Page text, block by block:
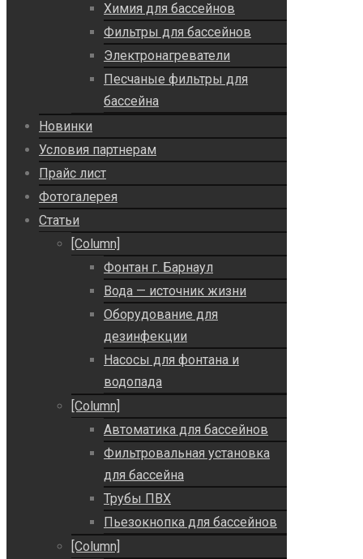
Химия для бассейнов
Фильтры для бассейнов
Электронагреватели
Песчаные фильтры для
бассейна
Новинки
Условия партнерам
Прайс лист
Фотогалерея
Статьи
[Column]
Фонтан г. Барнаул
Вода — источник жизни
Оборудование для
дезинфекции
Насосы для фонтана и
водопада
[Column]
Автоматика для бассейнов
Фильтровальная установка
для бассейна
Трубы ПВХ
Пьезокнопка для бассейнов
[Column]